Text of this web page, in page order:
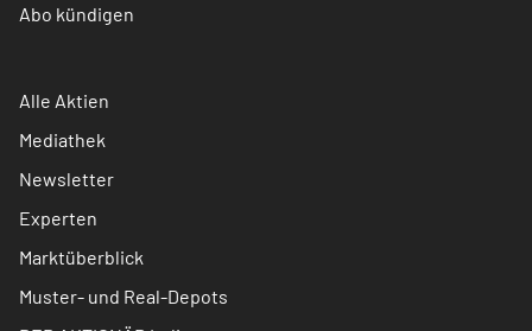
Abo kündigen
Alle Aktien
Mediathek
Newsletter
Experten
Marktüberblick
Muster- und Real-Depots